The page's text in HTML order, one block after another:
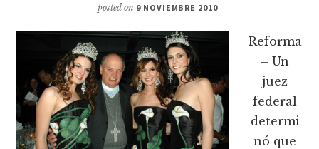
posted on 9 NOVIEMBRE 2010
Reforma
– Un
juez
federal
determi
nó que